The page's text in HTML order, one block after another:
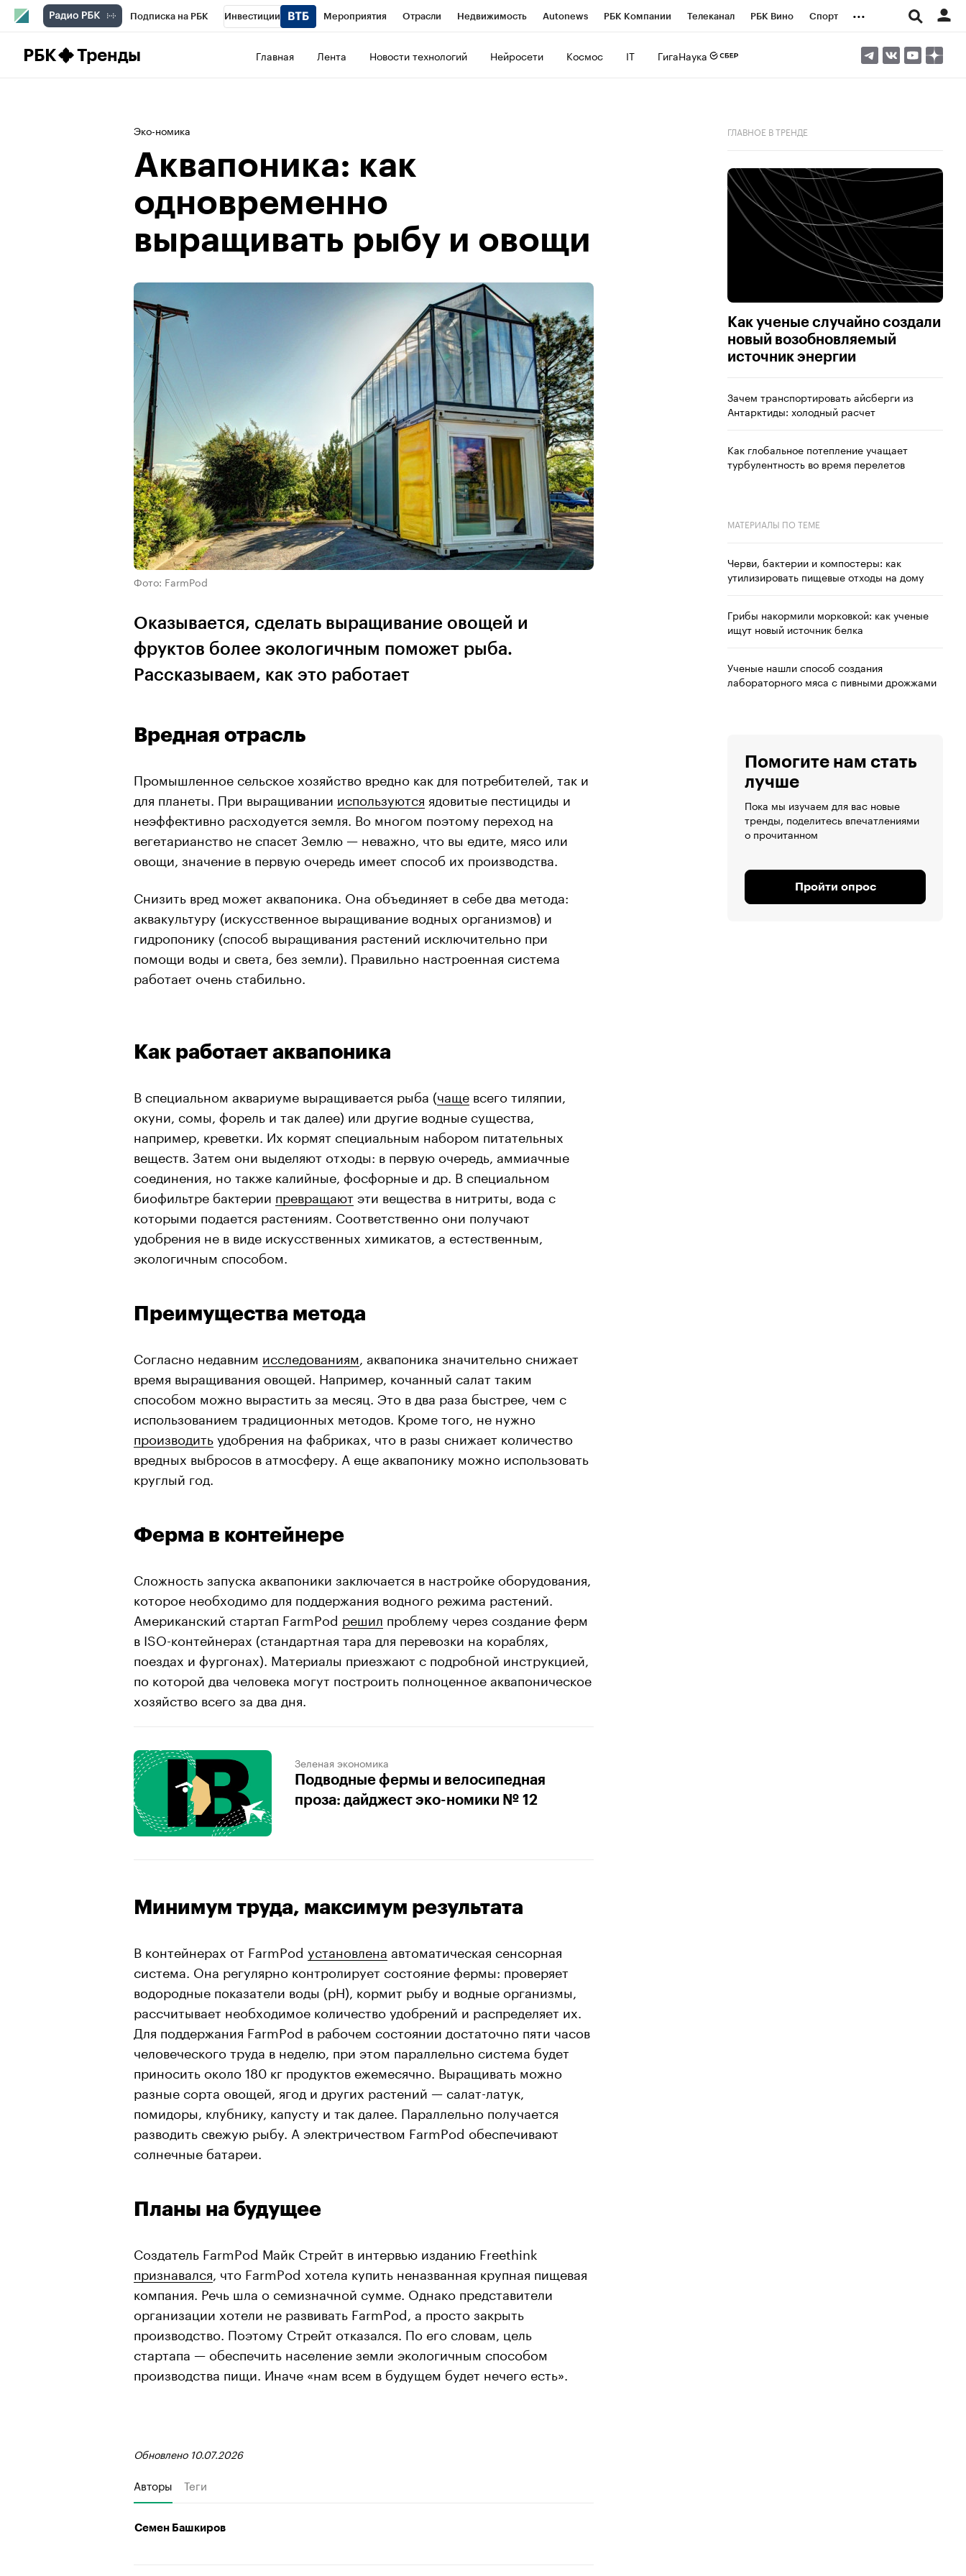
Подписка на РБК Инвестиции Мероприятия Отрасли Недвижимость Autonews РБК Компании Телеканал РБК Вино Спорт ...
РБК Тренды Главная Лента Новости технологий Нейросети Космос IT ГигаНаука
Эко-номика
Аквапоника: как
одновременно
выращивать рыбу и овощи
Фото: FarmPod
Оказывается, сделать выращивание овощей и
фруктов более экологичным поможет рыба.
Рассказываем, как это работает
Вредная отрасль
Промышленное сельское хозяйство вредно как для потребителей, так и
для планеты. При выращивании используются ядовитые пестициды и
неэффективно расходуется земля. Во многом поэтому переход на
вегетарианство не спасет Землю — неважно, что вы едите, мясо или
овощи, значение в первую очередь имеет способ их производства.
Снизить вред может аквапоника. Она объединяет в себе два метода:
аквакультуру (искусственное выращивание водных организмов) и
гидропонику (способ выращивания растений исключительно при
помощи воды и света, без земли). Правильно настроенная система
работает очень стабильно.
00:00 / 00:00
Как работает аквапоника
В специальном аквариуме выращивается рыба (чаще всего тиляпии,
окуни, сомы, форель и так далее) или другие водные существа,
например, креветки. Их кормят специальным набором питательных
веществ. Затем они выделяют отходы: в первую очередь, аммиачные
соединения, но также калийные, фосфорные и др. В специальном
биофильтре бактерии превращаютэти вещества в нитриты, вода с
которыми подается растениям. Соответственно они получают
удобрения не в виде искусственных химикатов, а естественным,
экологичным способом.
Преимущества метода
Согласно недавним исследованиям , аквапоника значительно снижает
время выращивания овощей. Например, кочанный салат таким
способом можно вырастить за месяц. Это в два раза быстрее, чем с
использованием традиционных методов. Кроме того, не нужно
производитьудобрения на фабриках, что в разы снижает количество
вредных выбросов в атмосферу. А еще аквапонику можно использовать
круглый год.
Ферма в контейнере
Сложность запуска аквапоники заключается в настройке оборудования,
которое необходимо для поддержания водного режима растений.
Американский стартап FarmPod решил проблему через создание ферм
в ISO-контейнерах (стандартная тара для перевозки на кораблях,
поездах и фургонах). Материалы приезжают с подробной инструкцией,
по которой два человека могут построить полноценное аквапоническое
хозяйство всего за два дня.
Зеленая экономика
Подводные фермы и велосипедная
проза: дайджест эко-номики № 12
Минимум труда, максимум результата
В контейнерах от FarmPod установлена автоматическая сенсорная
система. Она регулярно контролирует состояние фермы: проверяет
водородные показатели воды (рН), кормит рыбу и водные организмы,
рассчитывает необходимое количество удобрений и распределяет их.
Для поддержания FarmPod в рабочем состоянии достаточно пяти часов
человеческого труда в неделю, при этом параллельно система будет
приносить около 180 кг продуктов ежемесячно. Выращивать можно
разные сорта овощей, ягод и других растений — салат-латук,
помидоры, клубнику, капусту и так далее. Параллельно получается
разводить свежую рыбу. А электричеством FarmPod обеспечивают
солнечные батареи.
Планы на будущее
Создатель FarmPod Майк Стрейт в интервью изданию Freethink
признавался , что FarmPod хотела купить неназванная крупная пищевая
компания. Речь шла о семизначной сумме. Однако представители
организации хотели не развивать FarmPod, а просто закрыть
производство. Поэтому Стрейт отказался. По его словам, цель
стартапа — обеспечить население земли экологичным способом
производства пищи. Иначе «нам всем в будущем будет нечего есть».
Обновлено 10.07.2026
Авторы Теги
Семен Башкиров
ГЛАВНОЕ В ТРЕНДЕ
Как ученые случайно создали
новый возобновляемый
источник энергии
Зачем транспортировать айсберги из
Антарктиды: холодный расчет
Как глобальное потепление учащает
турбулентность во время перелетов
МАТЕРИАЛЫ ПО ТЕМЕ
Черви, бактерии и компостеры: как
утилизировать пищевые отходы на дому
Грибы накормили морковкой: как ученые
ищут новый источник белка
Ученые нашли способ создания
лабораторного мяса с пивными дрожжами
Помогите нам стать
лучше
Пока мы изучаем для вас новые
тренды, поделитесь впечатлениями
о прочитанном
Пройти опрос